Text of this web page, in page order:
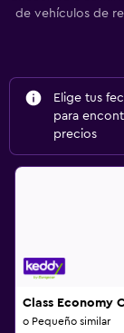
de vehículos de
Elige tus
para
precios
Class Economy
o Pequeño similar